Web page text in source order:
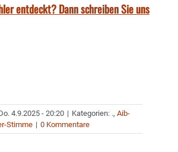
entdeckt? Dann schreiben Sie uns
4.9.2025 - 20:20 | Kategorien: ., Aib-
Stimme | 0 Kommentare